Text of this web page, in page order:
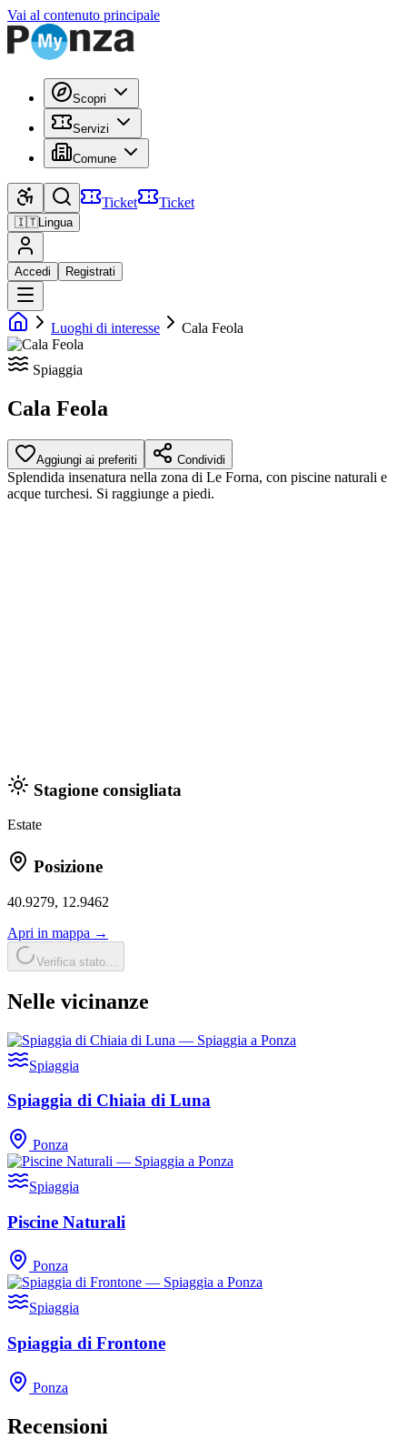
Vai al contenuto principale
Scopri
Servizi
Comune
Ticket Ticket
🇮🇹Lingua
Accedi Registrati
Luoghi di interesse Cala Feola
Spiaggia
Cala Feola
Aggiungi ai preferiti Condividi
Splendida insenatura nella zona di Le Forna, con piscine naturali e
acque turchesi. Si raggiunge a piedi.
Stagione consigliata
Estate
Posizione
40.9279, 12.9462
Apri in mappa →
Verifica stato…
Nelle vicinanze
Spiaggia
Spiaggia di Chiaia di Luna
Ponza
Spiaggia
Piscine Naturali
Ponza
Spiaggia
Spiaggia di Frontone
Ponza
Recensioni